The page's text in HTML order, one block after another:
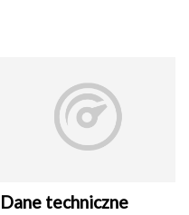
Dane techniczne